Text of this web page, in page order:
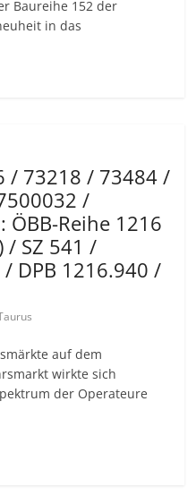
Baureihe 152 der
in das
/ 73218 / 73484 /
/
Reihe 1216
/ SZ 541 /
/ DPB 1216.940 /
auf dem
wirkte sich
der Operateure